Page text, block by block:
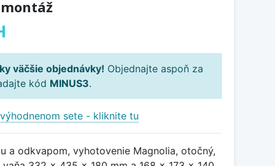
väčšie objednávky! Objednajte aspoň za
kód MINUS3.
sete - kliknite tu
a odkvapom, vyhotovenie Magnolia, otočný,